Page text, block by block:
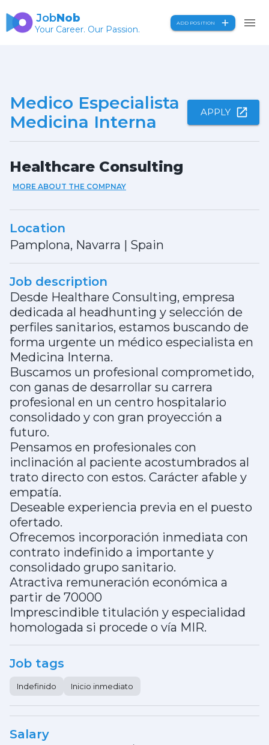
JobNob
Your Career. Our Passion.
ADD POSITION
Medico Especialista
Medicina Interna
APPLY
Healthcare Consulting
MORE ABOUT THE COMPNAY
Location
Pamplona, Navarra | Spain
Job description
Desde Healthare Consulting, empresa
dedicada al headhunting y selección de
perfiles sanitarios, estamos buscando de
forma urgente un médico especialista en
Medicina Interna.
Buscamos un profesional comprometido,
con ganas de desarrollar su carrera
profesional en un centro hospitalario
consolidado y con gran proyección a
futuro.
Pensamos en profesionales con
inclinación al paciente acostumbrados al
trato directo con estos. Carácter afable y
empatía.
Deseable experiencia previa en el puesto
ofertado.
Ofrecemos incorporación inmediata con
contrato indefinido a importante y
consolidado grupo sanitario.
Atractiva remuneración económica a
partir de 70000
Imprescindible titulación y especialidad
homologada si procede o vía MIR.
Job tags
Indefinido Inicio inmediato
Salary